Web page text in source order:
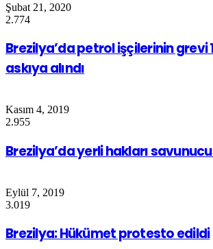
Şubat 21, 2020
2.774
Brezilya’da petrol işçilerinin grevi
askıya alındı
Kasım 4, 2019
2.955
Brezilya’da yerli hakları
Eylül 7, 2019
3.019
Brezilya: Hükümet protesto edildi